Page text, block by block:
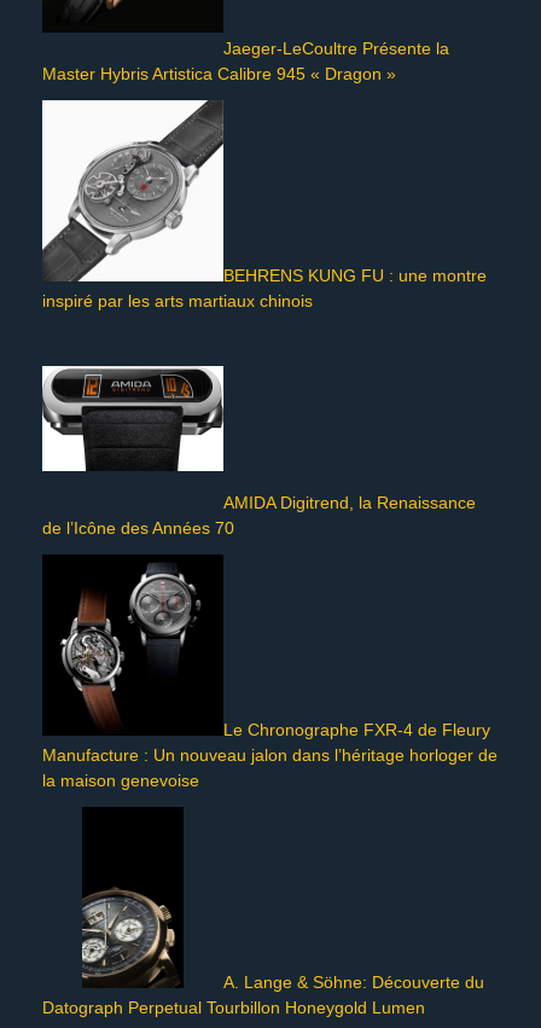
Jaeger-LeCoultre Présente la
Master Hybris Artistica Calibre 945 « Dragon »
BEHRENS KUNG FU : une montre
inspiré par les arts martiaux chinois
AMIDA Digitrend, la Renaissance
de l’Icône des Années 70
Le Chronographe FXR-4 de Fleury
Manufacture : Un nouveau jalon dans l’héritage horloger de
la maison genevoise
A. Lange & Söhne: Découverte du
Datograph Perpetual Tourbillon Honeygold Lumen